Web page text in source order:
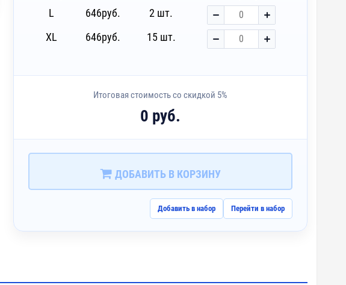
L 646руб.
2 шт.
XL
646руб. 15 шт.
Итоговая стоимость со скидкой 5%
0 руб.
ДОБАВИТЬ В КОРЗИНУ
Добавить в набор Перейти в набор